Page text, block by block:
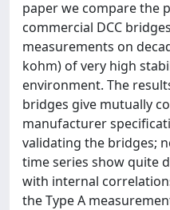
paper we compare the
commercial DCC
measurements on
kohm) of very high
environment. The
bridges give mutually
manufacturer
validating the bridges;
time series show quite
with internal
the Type A